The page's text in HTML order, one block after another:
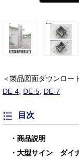
＜製品図面ダウンロー
DE-4 DE-5 DE-7
目次
商品説明
大型サイン ダイ